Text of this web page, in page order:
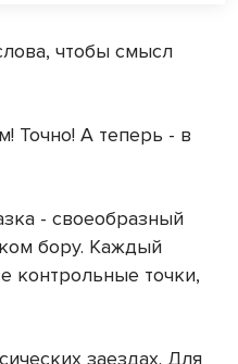
чтобы смысл
Точно! А теперь - в
- своеобразный
бору. Каждый
контрольные точки,
заездах. Для